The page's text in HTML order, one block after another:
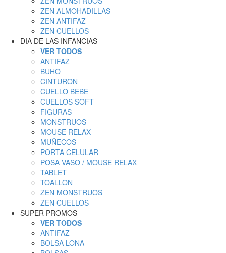
ZEN ALMOHADILLAS
ZEN ANTIFAZ
ZEN CUELLOS
DIA DE LAS INFANCIAS
VER TODOS
ANTIFAZ
BUHO
CINTURON
CUELLO BEBE
CUELLOS SOFT
FIGURAS
MONSTRUOS
MOUSE RELAX
MUÑECOS
PORTA CELULAR
POSA VASO / MOUSE RELAX
TABLET
TOALLON
ZEN MONSTRUOS
ZEN CUELLOS
SUPER PROMOS
VER TODOS
ANTIFAZ
BOLSA LONA